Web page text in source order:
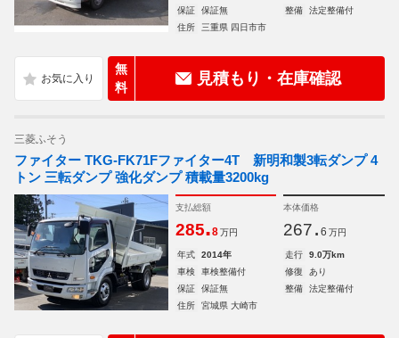
保証
保証無 整備
法定整備付
住所
三重県 四日市市
無
料
見積もり・在庫確認
三菱ふそう
ファイター TKG-FK71Fファイター4T 新明和製3転ダンプ 4
トン 三転ダンプ 強化ダンプ 積載量3200kg
支払総額
285.8 万円
本体価格
267. 6 万円
年式 2014年 走行
9.0万km
車検
車検整備付 修復
あり
保証
保証無 整備
法定整備付
住所
宮城県 大崎市